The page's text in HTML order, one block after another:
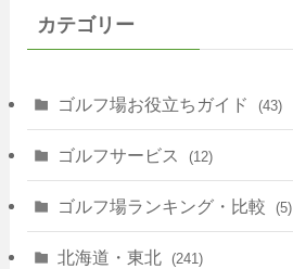
カテゴリー
ゴルフ場お役立ちガイド (43)
ゴルフサービス (12)
ゴルフ場ランキング・比較 (5)
北海道・東北 (241)